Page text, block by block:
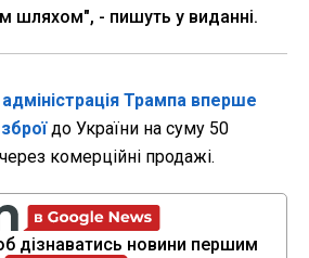
шляхом", - пишуть у виданні.
адміністрація Трампа вперше
до України на суму 50
комерційні продажі.
дізнаватись новини першим